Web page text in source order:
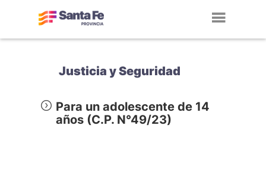
Justicia y Seguridad
Para un adolescente de 14
años (C.P. N°49/23)